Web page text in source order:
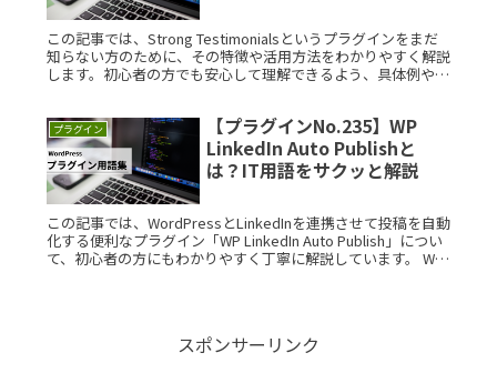
この記事では、Strong Testimonialsというプラグインをまだ
知らない方のために、その特徴や活用方法をわかりやすく解説
します。初心者の方でも安心して理解できるよう、具体例や図
プラグイン
【プラグインNo.235】WP
LinkedIn Auto Publishと
は？IT用語をサクッと解説
この記事では、WordPressとLinkedInを連携させて投稿を自動
化する便利なプラグイン「WP LinkedIn Auto Publish」につい
て、初心者の方にもわかりやすく丁寧に解説しています。 WP
スポンサーリンク